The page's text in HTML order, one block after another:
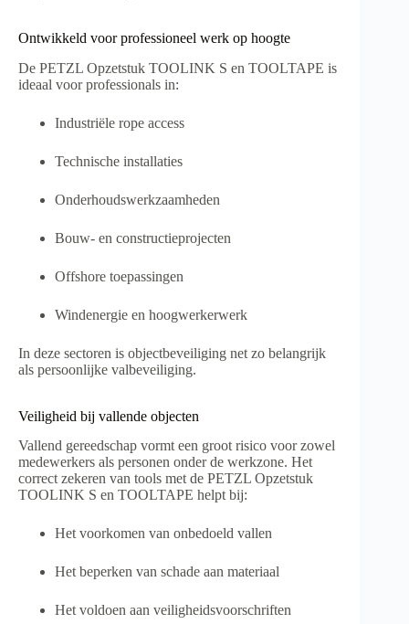
Ontwikkeld voor professioneel werk op hoogte
De PETZL Opzetstuk TOOLINK S en TOOLTAPE is
ideaal voor professionals in:
Industriële rope access
Technische installaties
Onderhoudswerkzaamheden
Bouw- en constructieprojecten
Offshore toepassingen
Windenergie en hoogwerkerwerk
In deze sectoren is objectbeveiliging net zo belangrijk
als persoonlijke valbeveiliging.
Veiligheid bij vallende objecten
Vallend gereedschap vormt een groot risico voor zowel
medewerkers als personen onder de werkzone. Het
correct zekeren van tools met de PETZL Opzetstuk
TOOLINK S en TOOLTAPE helpt bij:
Het voorkomen van onbedoeld vallen
Het beperken van schade aan materiaal
Het voldoen aan veiligheidsvoorschriften